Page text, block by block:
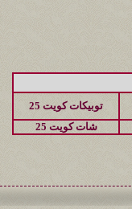
توبيكات كويت 25
شات كويت 25